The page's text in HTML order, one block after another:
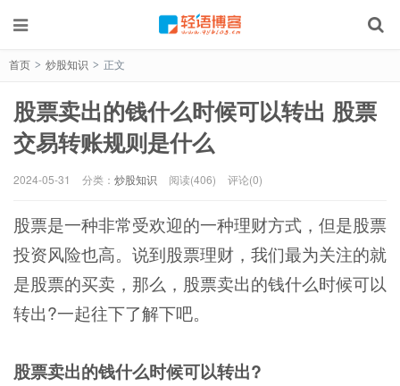
首页 > 炒股知识 > 正文
股票卖出的钱什么时候可以转出 股票
交易转账规则是什么
2024-05-31 分类： 炒股知识 阅读(406) 评论(0)
股票是一种非常受欢迎的一种理财方式，但是股票
投资风险也高。说到股票理财，我们最为关注的就
是股票的买卖，那么，股票卖出的钱什么时候可以
转出?一起往下了解下吧。
股票卖出的钱什么时候可以转出?